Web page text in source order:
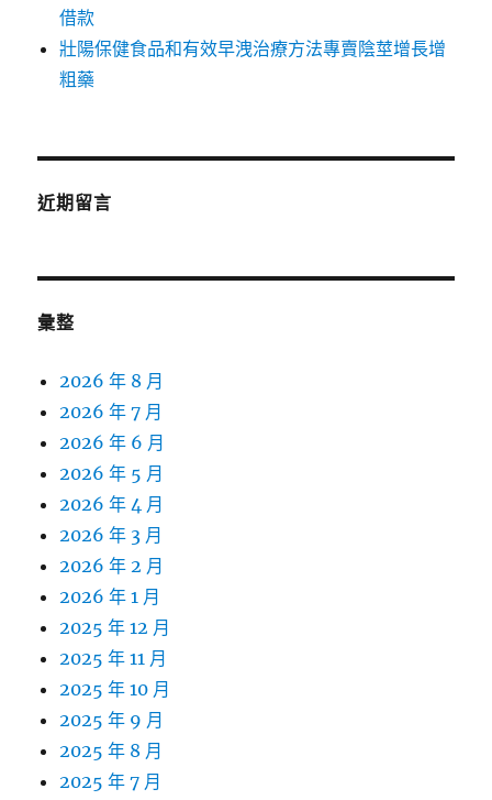
借款
壯陽保健食品和有效早洩治療方法專賣陰莖增長增
粗藥
近期留言
彙整
2026 年 8 月
2026 年 7 月
2026 年 6 月
2026 年 5 月
2026 年 4 月
2026 年 3 月
2026 年 2 月
2026 年 1 月
2025 年 12 月
2025 年 11 月
2025 年 10 月
2025 年 9 月
2025 年 8 月
2025 年 7 月